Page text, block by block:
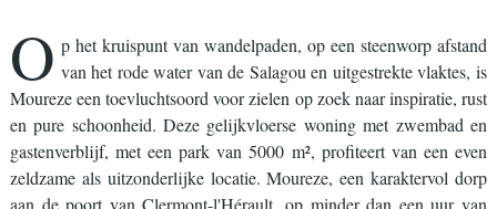
O p het kruispunt van wandelpaden, op een steenworp afstand
van het rode water van de Salagou en uitgestrekte vlaktes, is
Moureze een toevluchtsoord voor zielen op zoek naar inspiratie, rust
en pure schoonheid. Deze gelijkvloerse woning met zwembad en
gastenverblijf, met een park van 5000 m², profiteert van een even
zeldzame als uitzonderlijke locatie. Moureze, een karaktervol dorp
aan de poort van Clermont-l'Hérault, op minder dan een uur van